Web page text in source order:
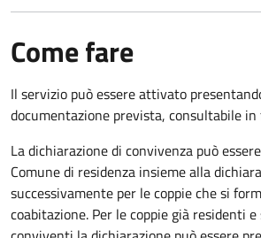
Come fare
Il servizio può essere attivato
documentazione prevista, consultabile in
La dichiarazione di convivenza può
Comune di residenza insieme alla
successivamente per le coppie che si
coabitazione. Per le coppie già residenti